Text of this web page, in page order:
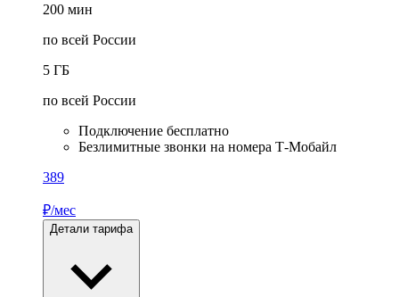
200 мин
по всей России
5 ГБ
по всей России
Подключение бесплатно
Безлимитные звонки на номера Т-Мобайл
389
₽/мес
Детали тарифа